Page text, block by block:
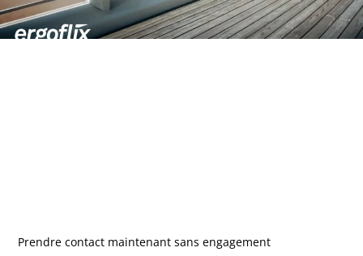
Prendre contact maintenant sans engagement